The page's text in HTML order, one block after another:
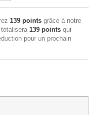
139 points grâce à notre
139 points qui
pour un prochain